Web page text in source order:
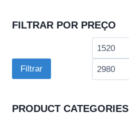
FILTRAR POR PREÇO
Preço
Filtrar
PRODUCT CATEGORIES